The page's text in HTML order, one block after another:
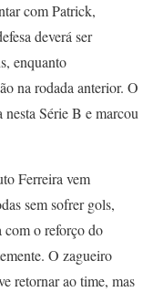
com Patrick,
deverá ser
enquanto
na rodada anterior. O
Série B e marcou
Ferreira vem
sem sofrer gols,
com o reforço do
O zagueiro
retornar ao time, mas